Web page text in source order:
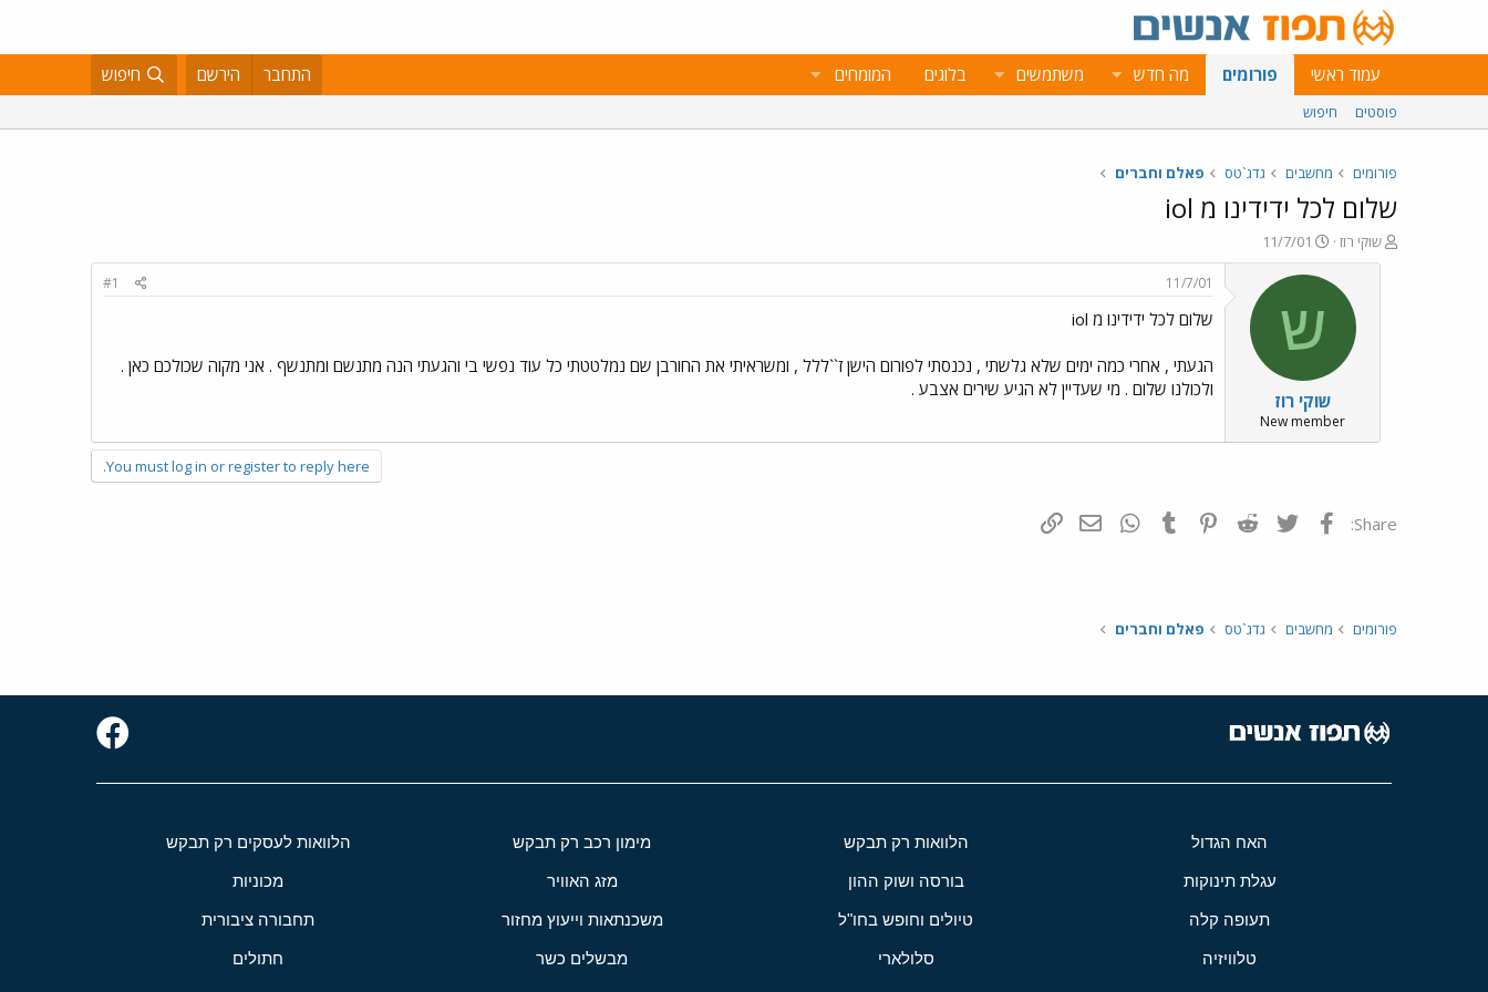
עמוד ראשי פורומים מה חדש משתמשים בלוגים המומחים התחבר הירשם חיפוש
פוסטים חיפוש
פורומים מחשבים גדג`טס פאלם וחברים
שלום לכל ידידינו מ iol
פ
ו
שוקי רוז
פ
ו
ר
ם
ב
א
ר
י
ך
11/7/01
ש
שוקי רוז
New member
11/7/01
#1
שלום לכל ידידינו מ iol
הגעתי , אחרי כמה ימים שלא גלשתי , נכנסתי לפורום הישן ז``ללל , ומשראיתי את החורבן שם נמלטטתי כל עוד נפשי בי והגעתי הנה מתנשם ומתנשף . אני מקוה שכולכם כאן .
ולכולנו שלום . מי שעדיין לא הגיע שירים אצבע .
You must log in or register to reply here.
Share: פייסבוק Twitter
Reddit
Pinterest
Tumblr
WhatsAppדואר אלקטרוני
פורומים מחשבים גדג`טס פאלם וחברים
האח הגדול הלוואות רק תבקש מימון רכב רק תבקש הלוואות לעסקים רק תבקש
עגלת תינוקות בורסה ושוק ההון מזג האוויר מכוניות
תעופה קלה טיולים וחופש בחו"ל משכנתאות וייעוץ מחזור תחבורה ציבורית
טלוויזיה סלולארי מבשלים כשר חתולים